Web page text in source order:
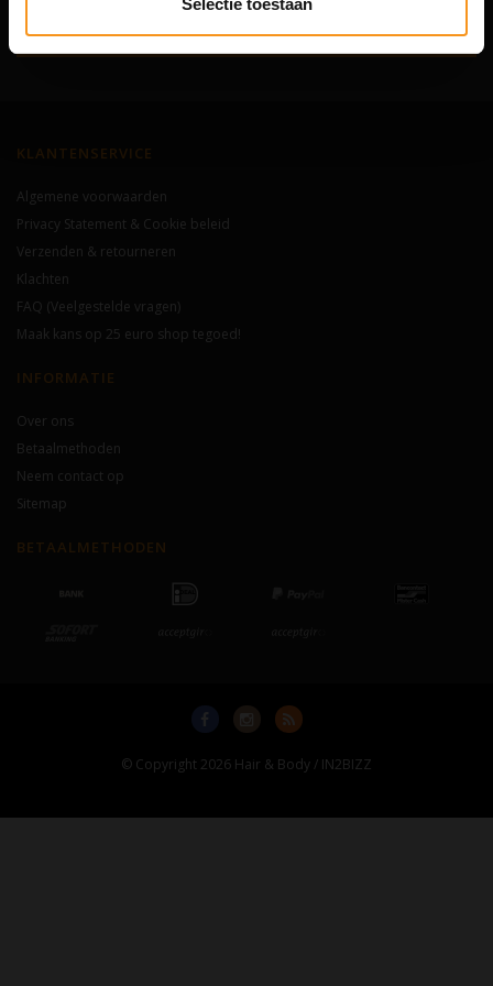
Abonneer
KLANTENSERVICE
Algemene voorwaarden
Privacy Statement & Cookie beleid
Verzenden & retourneren
Klachten
FAQ (Veelgestelde vragen)
Maak kans op 25 euro shop tegoed!
INFORMATIE
Over ons
Betaalmethoden
Neem contact op
Sitemap
BETAALMETHODEN
© Copyright 2026 Hair & Body / IN2BIZZ